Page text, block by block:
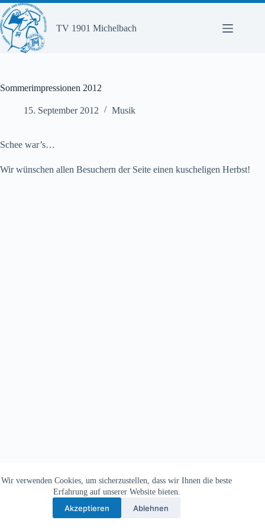
Zum
Inhalt
springen
Wir verwenden Cookies, um sicherzustellen, dass wir Ihnen die beste
Erfahrung auf unserer Website bieten.
Akzeptieren Ablehnen
TV 1901 Michelbach
Sommerimpressionen 2012
15. September 2012 Musik
Schee war’s…
Wir wünschen allen Besuchern der Seite einen kuscheligen Herbst!
Copyright © 2026 - TV Michelbach 1901 e.V.